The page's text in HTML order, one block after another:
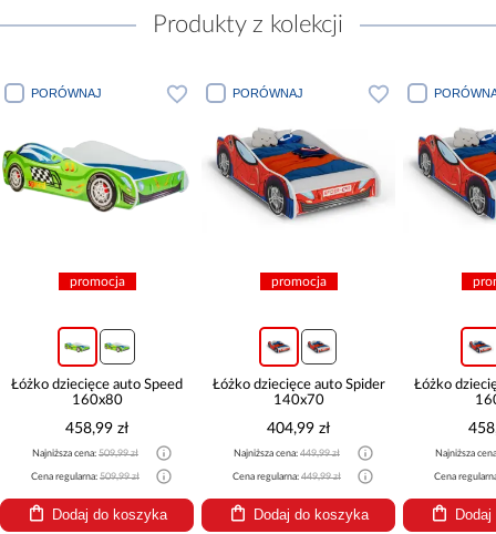
Produkty z kolekcji
PORÓWNAJ
promocja
Łóżko dziecięce auto Speed
160x80
458,99 zł
Najniższa cena: 509,99 zł
Cena regularna: 509,99 zł
Dodaj do koszyka
PORÓWNAJ
promocja
Łóżko dziecięce auto Spider
140x70
404,99 zł
Najniższa cena: 449,99 zł
Cena regularna: 449,99 zł
Dodaj do koszyka
Łóżko
Najniższa
Cena